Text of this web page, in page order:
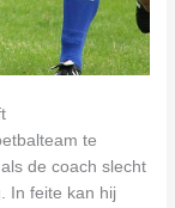
te
de coach slecht
In feite kan hij